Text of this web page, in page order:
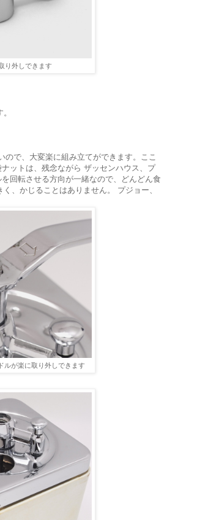
り外しできます
で、大変楽に組み立てができます。ここ
ットは、残念ながら ザッセンハウス、プ
回転させる方向が一緒なので、どんどん食
、かじることはありません。 プジョー、
ルが楽に取り外しできます